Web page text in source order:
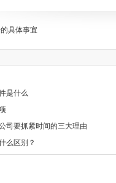
具体事宜
是什么
司要抓紧时间的三大理由
么区别？